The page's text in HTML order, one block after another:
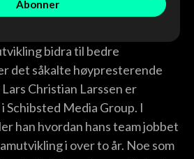
bidra til bedre
det såkalte høypresterende
Christian Larssen er
Media Group. I
han hvordan hans team jobbet
i over to år. Noe som